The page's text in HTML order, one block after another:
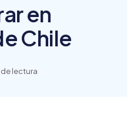
en
Chile
de lectura